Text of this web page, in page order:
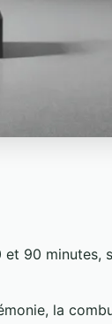
90 minutes,
la